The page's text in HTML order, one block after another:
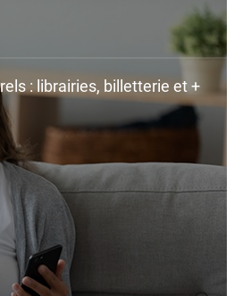
: librairies, billetterie et +